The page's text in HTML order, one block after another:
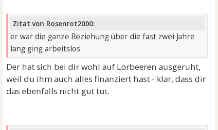
Zitat von Rosenrot2000:
er war die ganze Beziehung über die fast zwei Jahre
lang ging arbeitslos
Der hat sich bei dir wohl auf Lorbeeren ausgeruht,
weil du ihm auch alles finanziert hast - klar, dass dir
das ebenfalls nicht gut tut.